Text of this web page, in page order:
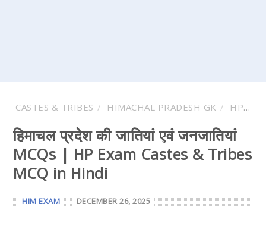
CASTES & TRIBES HIMACHAL PRADESH GK HP EXAMS
हिमाचल प्रदेश की जातियां एवं जनजातियां
MCQs | HP Exam Castes & Tribes
MCQ in Hindi
HIM EXAM DECEMBER 26, 2025